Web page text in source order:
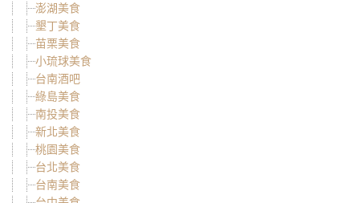
澎湖美食
墾丁美食
苗栗美食
小琉球美食
台南酒吧
綠島美食
南投美食
新北美食
桃園美食
台北美食
台南美食